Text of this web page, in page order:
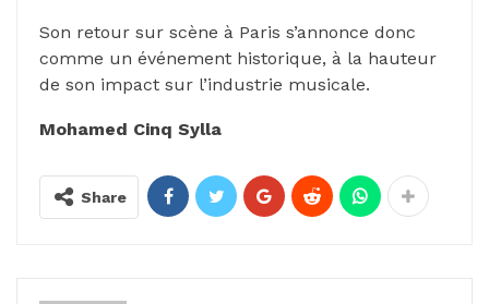
Son retour sur scène à Paris s’annonce donc
comme un événement historique, à la hauteur
de son impact sur l’industrie musicale.
Mohamed Cinq Sylla
Share